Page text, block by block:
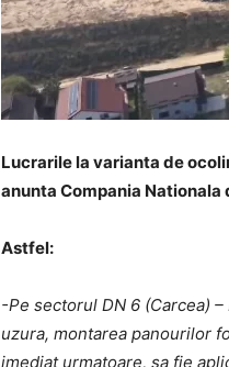
Lucrarile la varianta de
anunta Compania
Astfel:
-Pe sectorul DN 6 (Carcea)
uzura, montarea panourilor
imediat urmatoare, sa fie